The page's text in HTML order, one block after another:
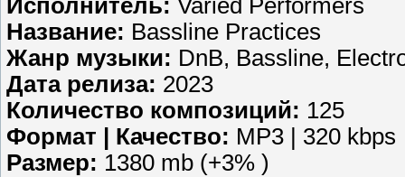
Исполнитель: Varied Performers
Название: Bassline Practices
Жанр музыки: DnB, Bassline,
Дата релиза: 2023
Количество композиций: 125
Формат | Качество: MP3 | 320 kbps
Размер: 1380 mb (+3% )